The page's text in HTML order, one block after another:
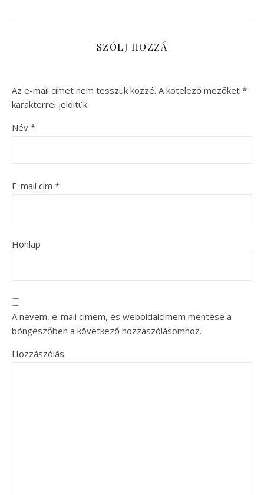
SZÓLJ HOZZÁ
Az e-mail címet nem tesszük közzé. A kötelező mezőket *
karakterrel jelöltük
Név *
E-mail cím *
Honlap
A nevem, e-mail címem, és weboldalcímem mentése a
böngészőben a következő hozzászólásomhoz.
Hozzászólás